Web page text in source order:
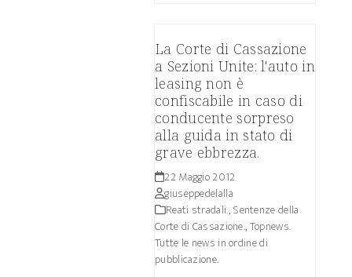
La Corte di Cassazione
a Sezioni Unite: l'auto in
leasing non è
confiscabile in caso di
conducente sorpreso
alla guida in stato di
grave ebbrezza.
22 Maggio 2012
giuseppedelalla
Reati stradali.,Sentenze della
Corte di Cassazione.,Topnews.
Tutte le news in ordine di
pubblicazione.